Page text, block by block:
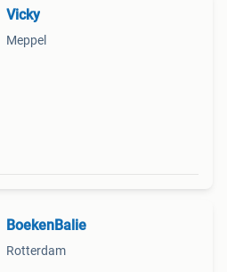
Vicky
Meppel
BoekenBalie
Rotterdam